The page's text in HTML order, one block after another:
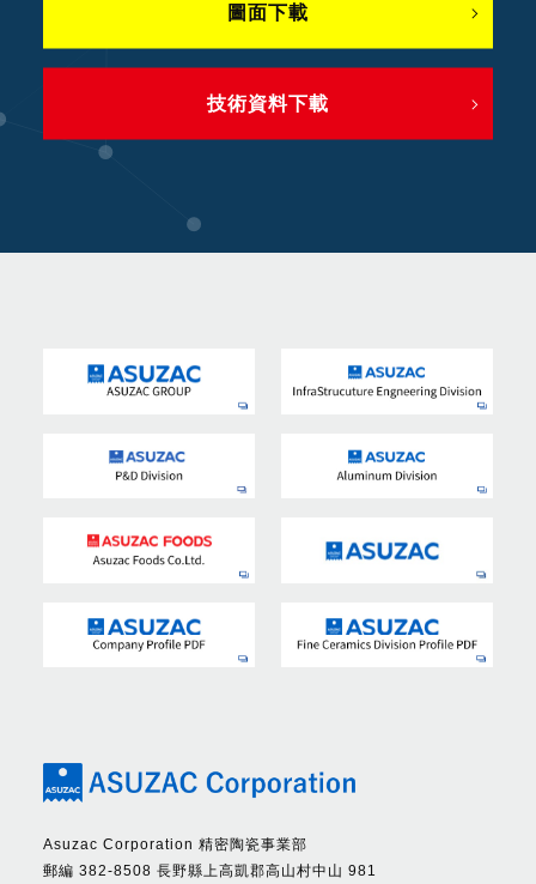
圖面下載
技術資料下載
Asuzac Corporation 精密陶瓷事業部
郵編 382-8508 長野縣上高凱郡高山村中山 981